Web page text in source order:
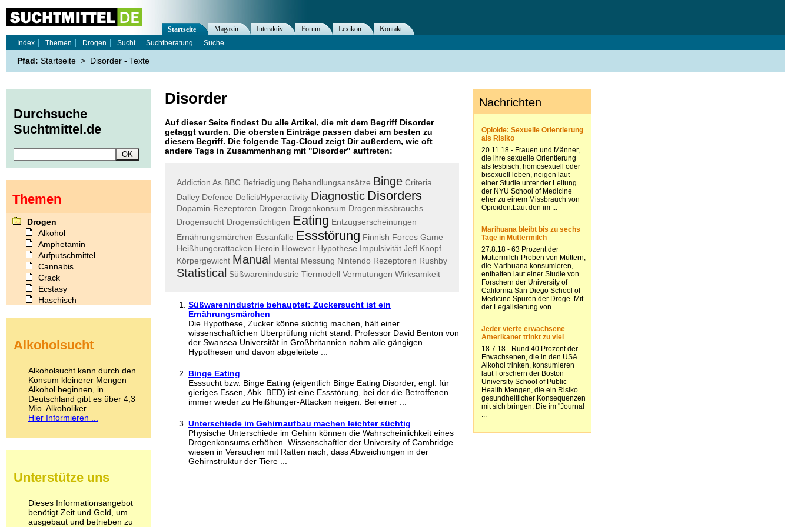
Disorder
Auf dieser Seite findest Du alle Artikel, die mit dem Begriff Disorder
getaggt wurden. Die obersten Einträge passen dabei am besten zu
diesem Begriff. Die folgende Tag-Cloud zeigt Dir außerdem, wie oft
andere Tags in Zusammenhang mit "Disorder" auftreten:
Addiction As BBC Befriedigung Behandlungsansätze Binge Criteria
Dalley Defence Deficit/Hyperactivity Diagnostic Disorders
Dopamin-Rezeptoren Drogen Drogenkonsum Drogenmissbrauchs
Drogensucht Drogensüchtigen Eating Entzugserscheinungen
Ernährungsmärchen Essanfälle Essstörung Finnish Forces Game
Heißhungerattacken Heroin However Hypothese Impulsivität Jeff Knopf
Körpergewicht Manual Mental Messung Nintendo Rezeptoren Rushby
Statistical Süßwarenindustrie Tiermodell Vermutungen Wirksamkeit
Süßwarenindustrie behauptet: Zuckersucht ist ein
Ernährungsmärchen
Die Hypothese, Zucker könne süchtig machen, hält einer
wissenschaftlichen Überprüfung nicht stand. Professor David Benton von
der Swansea Universität in Großbritannien nahm alle gängigen
Hypothesen und davon abgeleitete ...
Binge Eating
Esssucht bzw. Binge Eating (eigentlich Binge Eating Disorder, engl. für
gieriges Essen, Abk. BED) ist eine Essstörung, bei der die Betroffenen
immer wieder zu Heißhunger-Attacken neigen. Bei einer ...
Unterschiede im Gehirnaufbau machen leichter süchtig
Physische Unterschiede im Gehirn können die Wahrscheinlichkeit eines
Drogenkonsums erhöhen. Wissenschaftler der University of Cambridge
wiesen in Versuchen mit Ratten nach, dass Abweichungen in der
Gehirnstruktur der Tiere ...
Startseite Magazin Interaktiv Forum Lexikon
Kontakt
Index
Themen Drogen Sucht Suchtberatung Suche
Pfad: Startseite > Disorder - Texte
Durchsuche
Suchtmittel.de
Themen
Drogen
Alkohol
Amphetamin
Aufputschmittel
Cannabis
Crack
Ecstasy
Haschisch
Kokain
LSD
Marihuana
Medikamente
Meskalin
Metamphetamin
Methadon
Pilze
Psychopharmaka
Schlafmittel
Schmerzmittel
Alkoholsucht
Alkoholsucht kann durch den
Konsum kleinerer Mengen
Alkohol beginnen, in
Deutschland gibt es über 4,3
Mio. Alkoholiker.
Hier Informieren ...
Unterstütze uns
Dieses Informationsangebot
benötigt Zeit und Geld, um
ausgebaut und betrieben zu